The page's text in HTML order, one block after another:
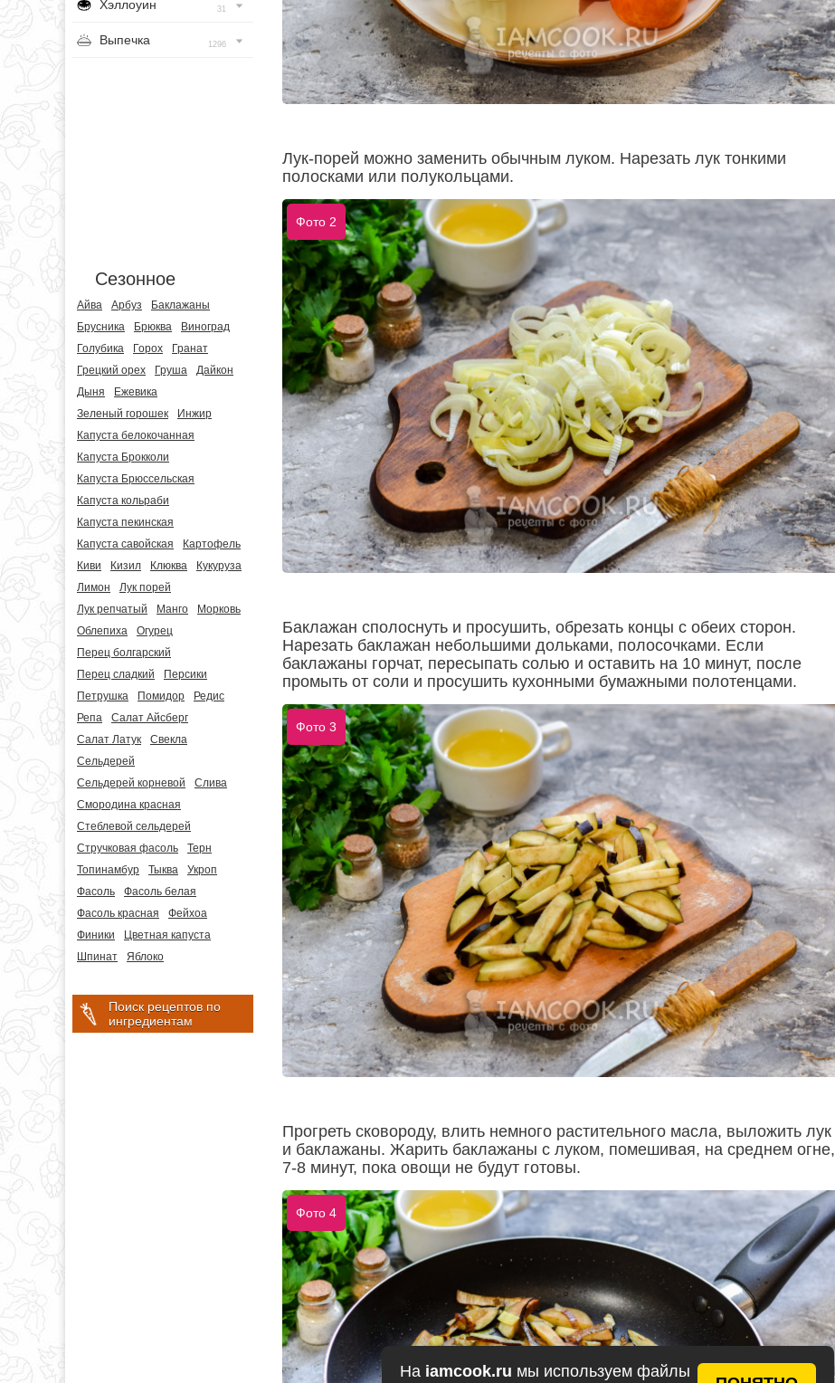
На iamcook.ru мы используем файлы
Хэллоуин 31
Выпечка 1296
Сезонное
Айва Арбуз
Баклажаны
Брусника
Брюква
Виноград
Голубика
Горох
Гранат
Грецкий орех
Груша
Дайкон
Дыня
Ежевика
Зеленый горошек
Инжир
Капуста белокочанная
Капуста Брокколи
Капуста Брюссельская
Капуста кольраби
Капуста пекинская
Капуста савойская
Картофель
Киви
Кизил Клюква
Кукуруза
Лимон
Лук порей
Лук репчатый
Манго
Морковь
Облепиха
Огурец
Перец болгарский
Перец сладкий
Персики
Петрушка
Помидор
Редис
Репа
Салат Айсберг
Салат Латук
Свекла
Сельдерей
Сельдерей корневой
Слива
Смородина красная
Стеблевой сельдерей
Стручковая фасоль
Терн
Топинамбур
Тыква
Укроп
Фасоль
Фасоль белая
Фасоль красная
Фейхоа
Финики
Цветная капуста
Шпинат
Яблоко
Поиск рецептов по
ингредиентам
Лук-порей можно заменить обычным луком. Нарезать лук тонкими
полосками или полукольцами.
Фото 2
Баклажан сполоснуть и просушить, обрезать концы с обеих сторон.
Нарезать баклажан небольшими дольками, полосочками. Если
баклажаны горчат, пересыпать солью и оставить на 10 минут, после
промыть от соли и просушить кухонными бумажными полотенцами.
Фото 3
Прогреть сковороду, влить немного растительного масла, выложить лук
и баклажаны. Жарить баклажаны с луком, помешивая, на среднем огне,
7-8 минут, пока овощи не будут готовы.
Фото 4